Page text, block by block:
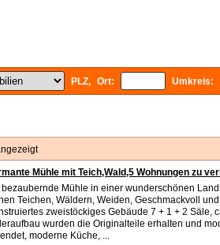
PLZ, Ort: Umkreis:
Mühle mit Teich,Wald,5 Wohnungen zu
bezaubernde Mühle in einer wunderschönen
Teichen, Wäldern, Weiden, Geschmackvoll
zweistöckiges Gebäude 7 + 1 + 2 Säle,
wurden die Originalteile erhalten und
moderne Küche, ...